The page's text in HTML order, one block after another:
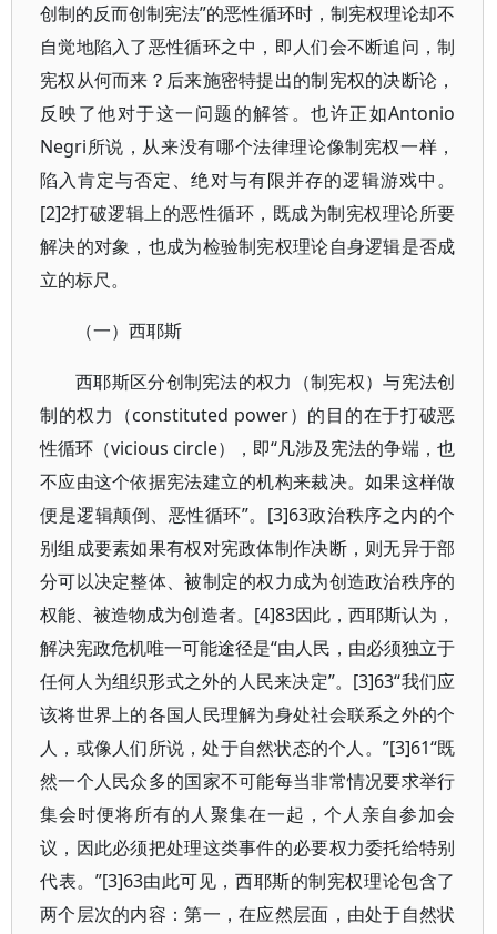
创制的反而创制宪法”的恶性循环时，制宪权理论却不
自觉地陷入了恶性循环之中，即人们会不断追问，制
宪权从何而来？后来施密特提出的制宪权的决断论，
反映了他对于这一问题的解答。也许正如Antonio
Negri所说，从来没有哪个法律理论像制宪权一样，
陷入肯定与否定、绝对与有限并存的逻辑游戏中。
[2]2打破逻辑上的恶性循环，既成为制宪权理论所要
解决的对象，也成为检验制宪权理论自身逻辑是否成
立的标尺。
（一）西耶斯
西耶斯区分创制宪法的权力（制宪权）与宪法创
制的权力（constituted power）的目的在于打破恶
性循环（vicious circle），即“凡涉及宪法的争端，也
不应由这个依据宪法建立的机构来裁决。如果这样做
便是逻辑颠倒、恶性循环”。[3]63政治秩序之内的个
别组成要素如果有权对宪政体制作决断，则无异于部
分可以决定整体、被制定的权力成为创造政治秩序的
权能、被造物成为创造者。[4]83因此，西耶斯认为，
解决宪政危机唯一可能途径是“由人民，由必须独立于
任何人为组织形式之外的人民来决定”。[3]63“我们应
该将世界上的各国人民理解为身处社会联系之外的个
人，或像人们所说，处于自然状态的个人。”[3]61“既
然一个人民众多的国家不可能每当非常情况要求举行
集会时便将所有的人聚集在一起，个人亲自参加会
议，因此必须把处理这类事件的必要权力委托给特别
代表。”[3]63由此可见，西耶斯的制宪权理论包含了
两个层次的内容：第一，在应然层面，由处于自然状